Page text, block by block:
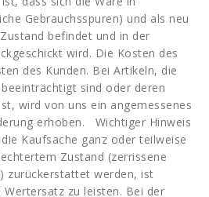
Gebrauchsspuren) und als neu
befindet und in der
wird. Die Kosten des
des Kunden. Bei Artikeln, die
sind oder deren
wird von uns ein angemessenes
erhoben. Wichtiger Hinweis
Kaufsache ganz oder teilweise
Zustand (zerrissene
zurückerstattet werden, ist
zu leisten. Bei der